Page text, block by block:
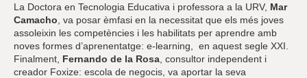
La Doctora en Tecnologia Educativa i professora a la URV, Mar
Camacho , va posar èmfasi en la necessitat que els més joves
assoleixin les competències i les habilitats per aprendre amb
noves formes d’aprenentatge: e-learning, en aquest segle XXI.
Finalment, Fernando de la Rosa , consultor independent i
creador Foxize: escola de negocis, va aportar la seva